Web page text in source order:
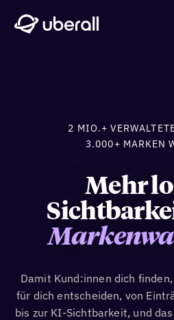
2 MIO.+
3.000+ MARKEN
Mehr
Damit Kund:innen dich
für dich entscheiden, von
bis zur KI-Sichtbarkeit, und